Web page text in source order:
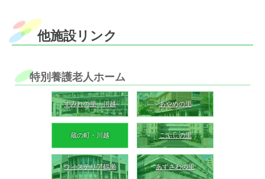
他施設リンク
特別養護老人ホーム
すみれの里・川越 あやめの里
蔵の町・川越 こぶしの里
ウィステリア鶴瀬 あずさわの里